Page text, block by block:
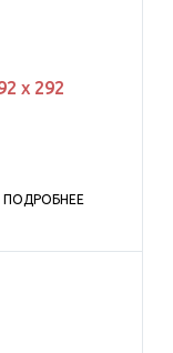
х 292
ПОДРОБНЕЕ